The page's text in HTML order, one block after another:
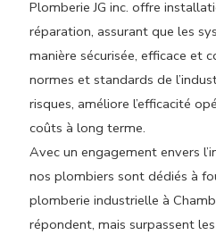
Plomberie JG inc. offre
réparation, assurant que les
manière sécurisée, efficace et
normes et standards de
risques, améliore l’efficacité
coûts à long terme.
Avec un engagement envers
nos plombiers sont dédiés à
plomberie industrielle à
répondent, mais surpassent